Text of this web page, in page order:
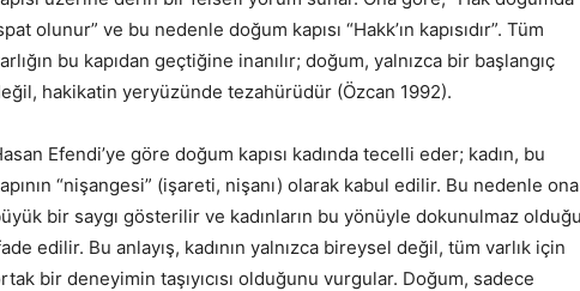
olunur” ve bu nedenle doğum kapısı “Hakk’ın kapısıdır”. Tüm
bu kapıdan geçtiğine inanılır; doğum, yalnızca bir başlangıç
hakikatin yeryüzünde tezahürüdür (Özcan 1992).
Efendi’ye göre doğum kapısı kadında tecelli eder; kadın, bu
“nişangesi” (işareti, nişanı) olarak kabul edilir. Bu nedenle ona
bir saygı gösterilir ve kadınların bu yönüyle dokunulmaz olduğu
edilir. Bu anlayış, kadının yalnızca bireysel değil, tüm varlık için
bir deneyimin taşıyıcısı olduğunu vurgular. Doğum, sadece